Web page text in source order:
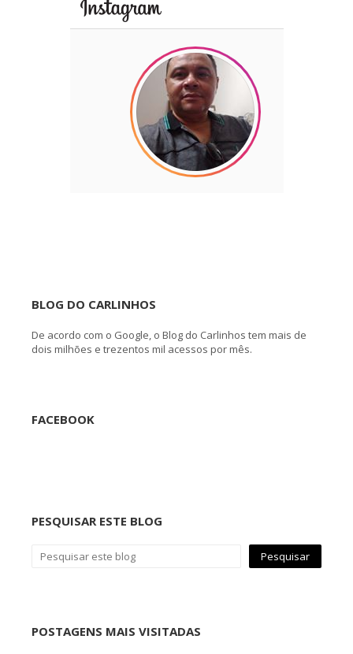
BLOG DO CARLINHOS
De acordo com o Google, o Blog do Carlinhos tem mais de
dois milhões e trezentos mil acessos por mês.
FACEBOOK
PESQUISAR ESTE BLOG
POSTAGENS MAIS VISITADAS